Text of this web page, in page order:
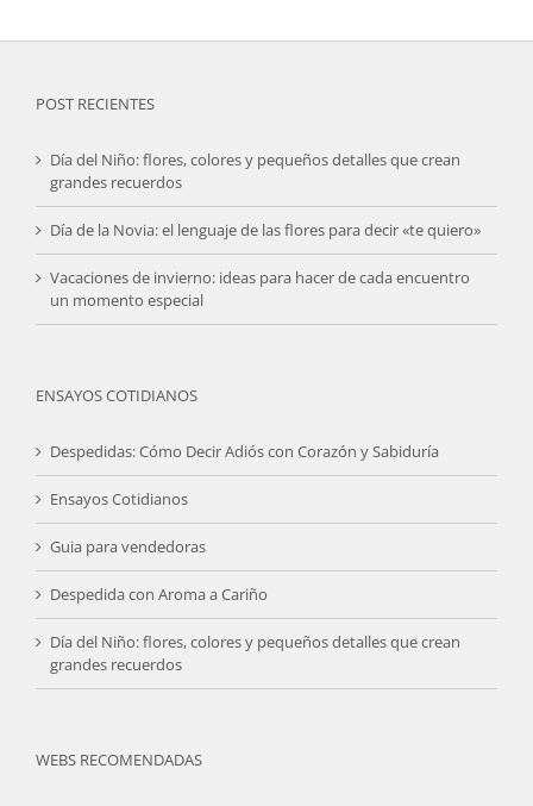
POST RECIENTES
Día del Niño: flores, colores y pequeños detalles que crean
grandes recuerdos
Día de la Novia: el lenguaje de las flores para decir «te quiero»
Vacaciones de invierno: ideas para hacer de cada encuentro
un momento especial
ENSAYOS COTIDIANOS
Despedidas: Cómo Decir Adiós con Corazón y Sabiduría
Ensayos Cotidianos
Guia para vendedoras
Despedida con Aroma a Cariño
Día del Niño: flores, colores y pequeños detalles que crean
grandes recuerdos
WEBS RECOMENDADAS